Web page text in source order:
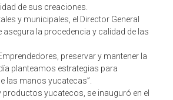
de sus creaciones.
y municipales, el Director General
la procedencia y calidad de las
preservar y mantener la
planteamos estrategias para
las manos yucatecas”.
yucatecos, se inauguró en el